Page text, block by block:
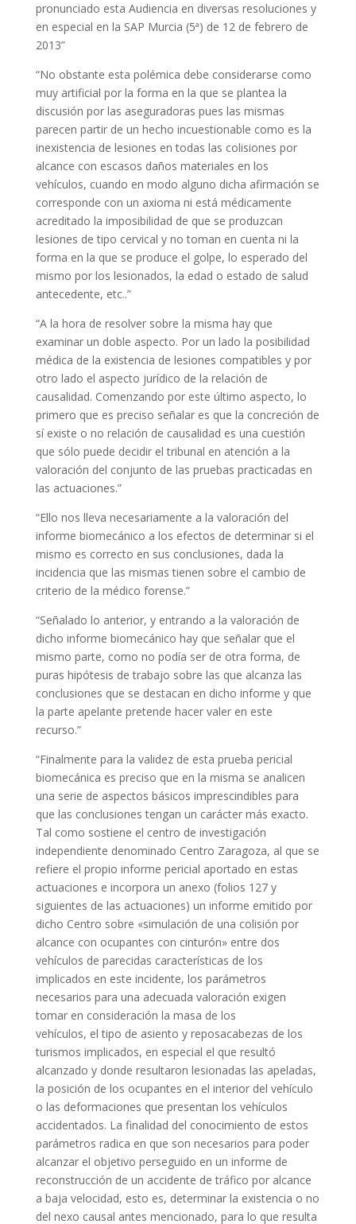
pronunciado esta Audiencia en diversas resoluciones y
en especial en la SAP Murcia (5ª) de 12 de febrero de
2013”
“No obstante esta polémica debe considerarse como
muy artificial por la forma en la que se plantea la
discusión por las aseguradoras pues las mismas
parecen partir de un hecho incuestionable como es la
inexistencia de lesiones en todas las colisiones por
alcance con escasos daños materiales en los
vehículos, cuando en modo alguno dicha afirmación se
corresponde con un axioma ni está médicamente
acreditado la imposibilidad de que se produzcan
lesiones de tipo cervical y no toman en cuenta ni la
forma en la que se produce el golpe, lo esperado del
mismo por los lesionados, la edad o estado de salud
antecedente, etc..”
“A la hora de resolver sobre la misma hay que
examinar un doble aspecto. Por un lado la posibilidad
médica de la existencia de lesiones compatibles y por
otro lado el aspecto jurídico de la relación de
causalidad. Comenzando por este último aspecto, lo
primero que es preciso señalar es que la concreción de
sí existe o no relación de causalidad es una cuestión
que sólo puede decidir el tribunal en atención a la
valoración del conjunto de las pruebas practicadas en
las actuaciones.”
“Ello nos lleva necesariamente a la valoración del
informe biomecánico a los efectos de determinar si el
mismo es correcto en sus conclusiones, dada la
incidencia que las mismas tienen sobre el cambio de
criterio de la médico forense.”
“Señalado lo anterior, y entrando a la valoración de
dicho informe biomecánico hay que señalar que el
mismo parte, como no podía ser de otra forma, de
puras hipótesis de trabajo sobre las que alcanza las
conclusiones que se destacan en dicho informe y que
la parte apelante pretende hacer valer en este
recurso.”
“Finalmente para la validez de esta prueba pericial
biomecánica es preciso que en la misma se analicen
una serie de aspectos básicos imprescindibles para
que las conclusiones tengan un carácter más exacto.
Tal como sostiene el centro de investigación
independiente denominado Centro Zaragoza, al que se
refiere el propio informe pericial aportado en estas
actuaciones e incorpora un anexo (folios 127 y
siguientes de las actuaciones) un informe emitido por
dicho Centro sobre «simulación de una colisión por
alcance con ocupantes con cinturón» entre dos
vehículos de parecidas características de los
implicados en este incidente, los parámetros
necesarios para una adecuada valoración exigen
tomar en consideración la masa de los
vehículos, el tipo de asiento y reposacabezas de los
turismos implicados, en especial el que resultó
alcanzado y donde resultaron lesionadas las apeladas,
la posición de los ocupantes en el interior del vehículo
o las deformaciones que presentan los vehículos
accidentados. La finalidad del conocimiento de estos
parámetros radica en que son necesarios para poder
alcanzar el objetivo perseguido en un informe de
reconstrucción de un accidente de tráfico por alcance
a baja velocidad, esto es, determinar la existencia o no
del nexo causal antes mencionado, para lo que resulta